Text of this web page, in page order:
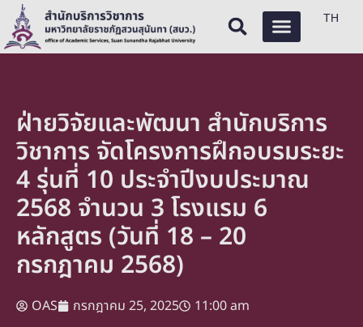
TH
ฝ่ายวิจัยและพัฒนา สำนักบริการ
วิชาการ จัดโครงการฝึกอบรมระยะ
4 รุ่นที่ 10 ประจำปีงบประมาณ
2568 จำนวน 3 โรงแรม 6
หลักสูตร (วันที่ 18 – 20
กรกฎาคม 2568)
OAS กรกฎาคม 25, 2025
11:00 am